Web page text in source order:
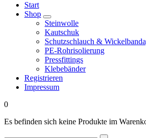
Start
Shop
Steinwolle
Kautschuk
Schutzschlauch &
PE-Rohrisolierung
Pressfittings
Klebebänder
Registrieren
Impressum
0
Es befinden sich keine Produkte im